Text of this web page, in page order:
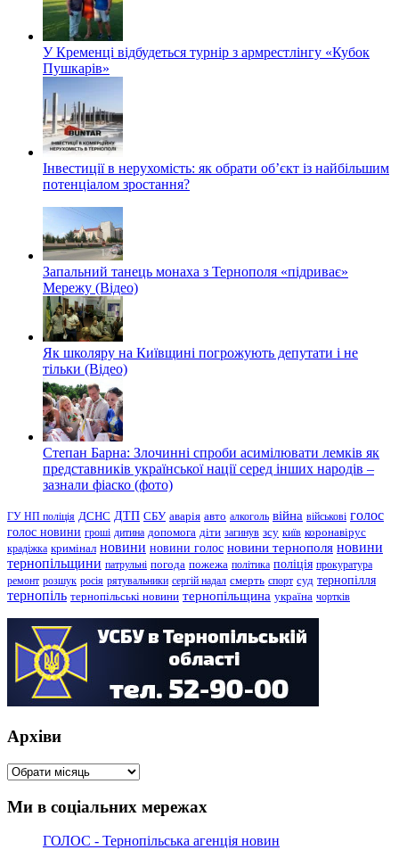
У Кременці відбудеться турнір з армрестлінгу «Кубок
Пушкарів»
Інвестиції в нерухомість: як обрати об’єкт із найбільшим
потенціалом зростання?
Запальний танець монаха з Тернополя «підриває»
Мережу (Відео)
Як школяру на Київщині погрожують депутати і не
тільки (Відео)
Степан Барна: Злочинні спроби асимілювати лемків як
представників української нації серед інших народів –
зазнали фіаско (фото)
ГУ НП поліція ДСНС ДТП СБУ аварія авто алкоголь війна військові голос
голос новини гроші дитина допомога діти загинув зсу київ коронавірус
крадіжка кримінал новини новини голос новини тернополя новини
тернопільщини патрульні погода пожежа політика поліція прокуратура
ремонт розшук росія рятувальники сергій надал смерть спорт суд тернопілля
тернопіль тернопільські новини тернопільщина україна чортків
Архіви
Архіви
Ми в соціальних мережах
ГОЛОС - Тернопільська агенція новин